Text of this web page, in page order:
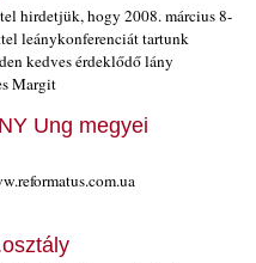
hirdetjük, hogy 2008. március 8-
leánykonferenciát tartunk
kedves érdeklődő lány
Margit
Ung megyei